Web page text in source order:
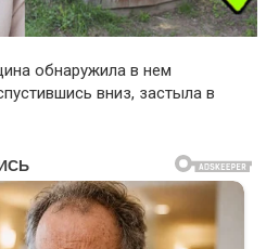
обнаружила в нем
вниз, застыла в